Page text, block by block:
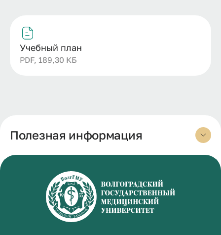
Учебный план
PDF, 189,30 КБ
Полезная информация